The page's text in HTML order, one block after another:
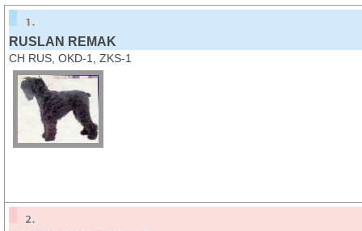
RUSLAN REMAK
CH RUS, OKD-1, ZKS-1